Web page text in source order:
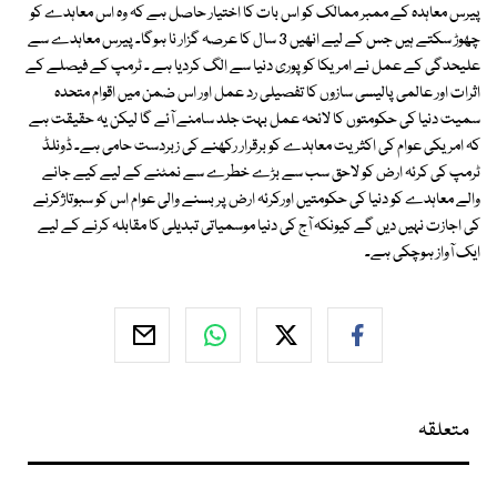
پیرس معاہدہ کے ممبر ممالک کو اس بات کا اختیار حاصل ہے کہ وہ اس معاہدے کو
چھوڑ سکتے ہیں جس کے لیے انھیں 3 سال کا عرصہ گزار نا ہوگا۔ پیرس معاہدے سے
علیحدگی کے عمل نے امریکا کو پوری دنیا سے الگ کردیا ہے ۔ ٹرمپ کے فیصلے کے
اثرات اور عالمی پالیسی سازوں کا تفصیلی رد عمل اور اس ضمن میں اقوام متحدہ
سمیت دنیا کی حکومتوں کا لائحہ عمل بہت جلد سامنے آئے گا لیکن یہ حقیقت ہے
کہ امریکی عوام کی اکثریت معاہدے کو برقرار رکھنے کی زبردست حامی ہے۔ ڈونلڈ
ٹرمپ کی کرئہ ارض کو لاحق سب سے بڑے خطرے سے نمٹنے کے لیے کیے جانے
والے معاہدے کو دنیا کی حکومتیں اورکرئہ ارض پر بسنے والی عوام اس کو سبوتاژکرنے
کی اجازت نہیں دیں گے کیونکہ آج کی دنیا موسمیاتی تبدیلی کا مقابلہ کرنے کے لیے
ایک آواز ہوچکی ہے۔
متعلقہ